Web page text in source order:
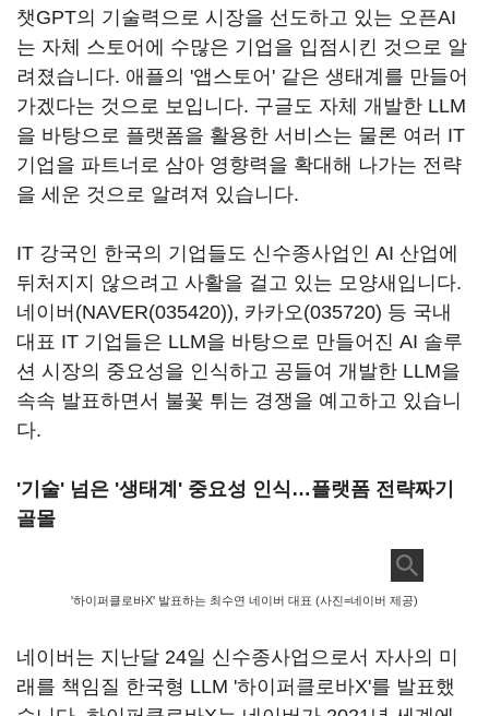
챗GPT의 기술력으로 시장을 선도하고 있는 오픈AI
는 자체 스토어에 수많은 기업을 입점시킨 것으로 알
려졌습니다. 애플의 '앱스토어' 같은 생태계를 만들어
가겠다는 것으로 보입니다. 구글도 자체 개발한 LLM
을 바탕으로 플랫폼을 활용한 서비스는 물론 여러 IT
기업을 파트너로 삼아 영향력을 확대해 나가는 전략
을 세운 것으로 알려져 있습니다.
IT 강국인 한국의 기업들도 신수종사업인 AI 산업에
뒤처지지 않으려고 사활을 걸고 있는 모양새입니다.
네이버(NAVER(035420)), 카카오(035720) 등 국내
대표 IT 기업들은 LLM을 바탕으로 만들어진 AI 솔루
션 시장의 중요성을 인식하고 공들여 개발한 LLM을
속속 발표하면서 불꽃 튀는 경쟁을 예고하고 있습니
다.
'기술' 넘은 '생태계' 중요성 인식…플랫폼 전략짜기
골몰
'하이퍼클로바X' 발표하는 최수연 네이버 대표 (사진=네이버 제공)
네이버는 지난달 24일 신수종사업으로서 자사의 미
래를 책임질 한국형 LLM '하이퍼클로바X'를 발표했